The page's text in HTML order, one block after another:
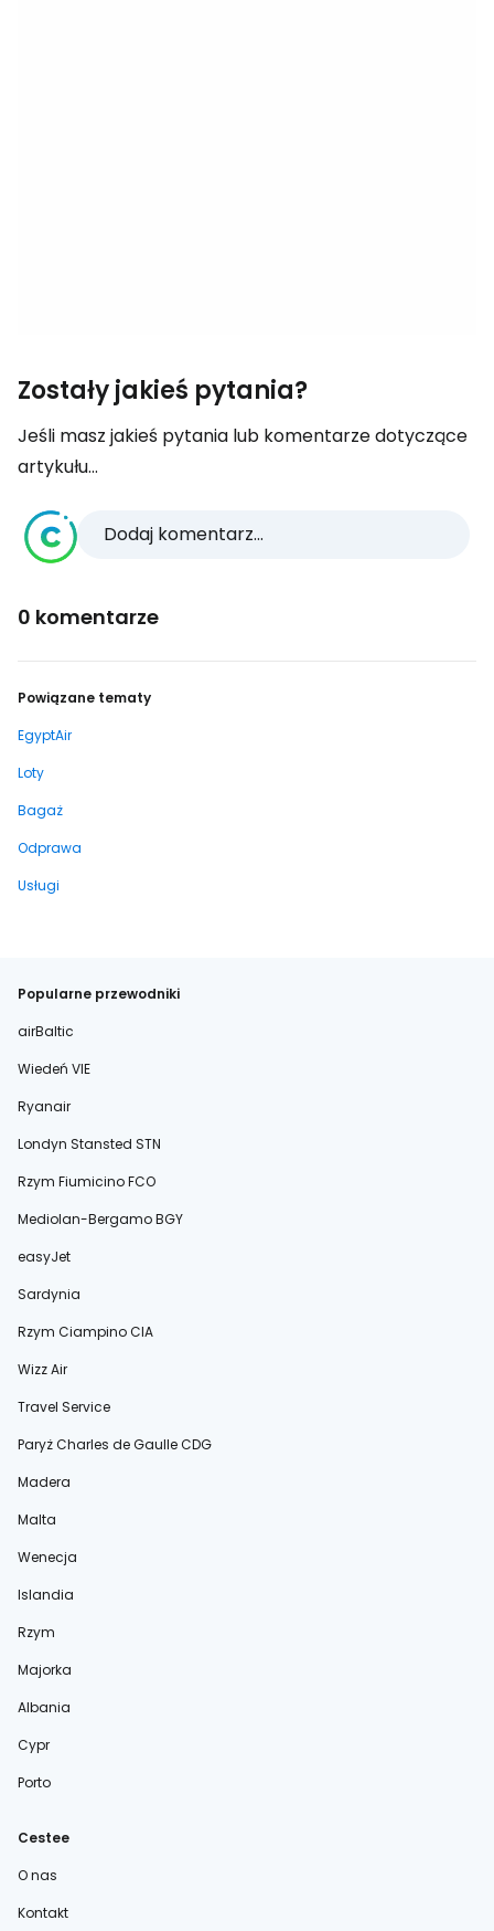
Zostały jakieś pytania?
Jeśli masz jakieś pytania lub komentarze dotyczące
artykułu...
Dodaj komentarz...
0 komentarze
Powiązane tematy
EgyptAir
Loty
Bagaż
Odprawa
Usługi
Popularne przewodniki
airBaltic
Wiedeń VIE
Ryanair
Londyn Stansted STN
Rzym Fiumicino FCO
Mediolan-Bergamo BGY
easyJet
Sardynia
Rzym Ciampino CIA
Wizz Air
Travel Service
Paryż Charles de Gaulle CDG
Madera
Malta
Wenecja
Islandia
Rzym
Majorka
Albania
Cypr
Porto
Cestee
O nas
Kontakt